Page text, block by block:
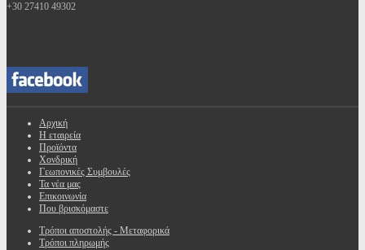
+30 27410 49302
Αρχική
Η εταιρεία
Προϊόντα
Χονδρική
Γεωπονικές Συμβουλές
Τα νέα μας
Επικοινωνία
Που βρισκόμαστε
Τρόποι αποστολής - Μεταφορικά
Τρόποι πληρωμής